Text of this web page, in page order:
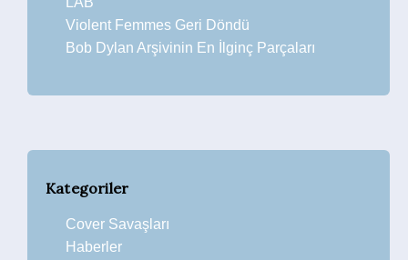
Violent Femmes Geri Döndü
Bob Dylan Arşivinin En İlginç Parçaları
Kategoriler
Cover Savaşları
Haberler